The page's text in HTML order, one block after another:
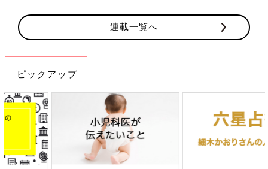
連載一覧へ
ピックアップ